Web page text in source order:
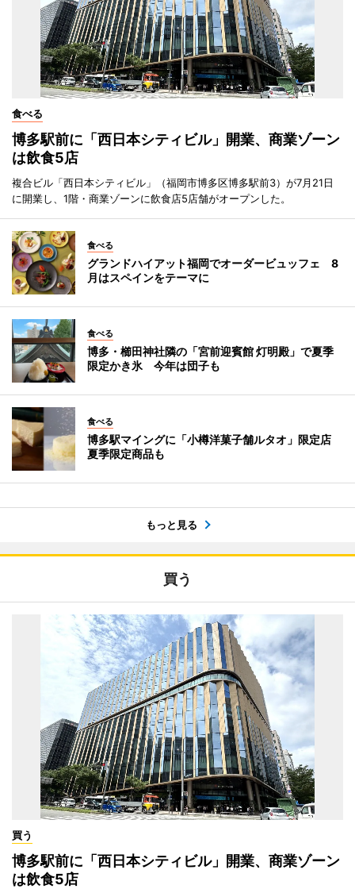
食べる
博多駅前に「西日本シティビル」開業、商業ゾーン
は飲食5店
複合ビル「西日本シティビル」（福岡市博多区博多駅前3）が7月21日
に開業し、1階・商業ゾーンに飲食店5店舗がオープンした。
食べる
グランドハイアット福岡でオーダービュッフェ 8
月はスペインをテーマに
食べる
博多・櫛田神社隣の「宮前迎賓館 灯明殿」で夏季
限定かき氷 今年は団子も
食べる
博多駅マイングに「小樽洋菓子舗ルタオ」限定店
夏季限定商品も
もっと見る
買う
買う
博多駅前に「西日本シティビル」開業、商業ゾーン
は飲食5店